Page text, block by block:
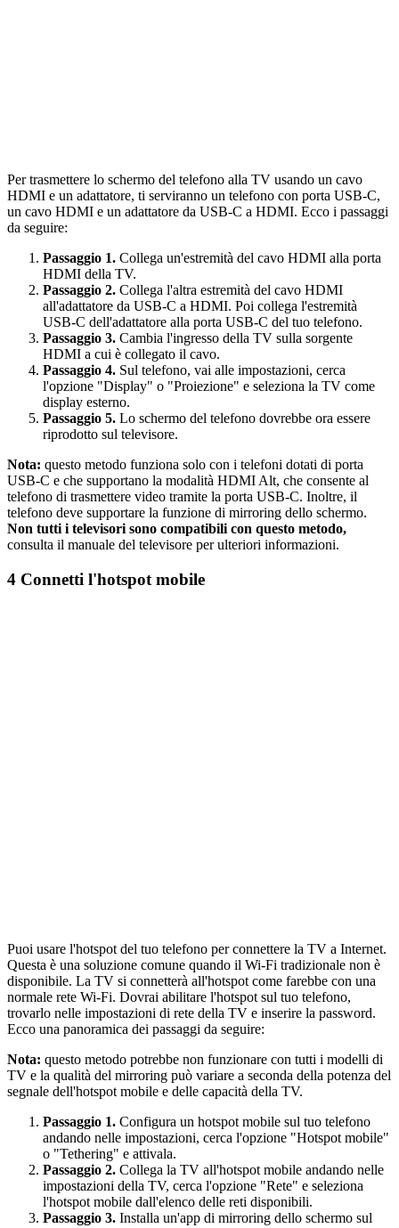
Per trasmettere lo schermo del telefono alla TV usando un cavo
HDMI e un adattatore, ti serviranno un telefono con porta USB-C,
un cavo HDMI e un adattatore da USB-C a HDMI. Ecco i passaggi
da seguire:
Passaggio 1. Collega un'estremità del cavo HDMI alla porta
HDMI della TV.
Passaggio 2. Collega l'altra estremità del cavo HDMI
all'adattatore da USB-C a HDMI. Poi collega l'estremità
USB-C dell'adattatore alla porta USB-C del tuo telefono.
Passaggio 3. Cambia l'ingresso della TV sulla sorgente
HDMI a cui è collegato il cavo.
Passaggio 4. Sul telefono, vai alle impostazioni, cerca
l'opzione "Display" o "Proiezione" e seleziona la TV come
display esterno.
Passaggio 5. Lo schermo del telefono dovrebbe ora essere
riprodotto sul televisore.
Nota: questo metodo funziona solo con i telefoni dotati di porta
USB-C e che supportano la modalità HDMI Alt, che consente al
telefono di trasmettere video tramite la porta USB-C. Inoltre, il
telefono deve supportare la funzione di mirroring dello schermo.
Non tutti i televisori sono compatibili con questo metodo,
consulta il manuale del televisore per ulteriori informazioni.
4 Connetti l'hotspot mobile
Puoi usare l'hotspot del tuo telefono per connettere la TV a Internet.
Questa è una soluzione comune quando il Wi-Fi tradizionale non è
disponibile. La TV si connetterà all'hotspot come farebbe con una
normale rete Wi-Fi. Dovrai abilitare l'hotspot sul tuo telefono,
trovarlo nelle impostazioni di rete della TV e inserire la password.
Ecco una panoramica dei passaggi da seguire:
Nota: questo metodo potrebbe non funzionare con tutti i modelli di
TV e la qualità del mirroring può variare a seconda della potenza del
segnale dell'hotspot mobile e delle capacità della TV.
Passaggio 1. Configura un hotspot mobile sul tuo telefono
andando nelle impostazioni, cerca l'opzione "Hotspot mobile"
o "Tethering" e attivala.
Passaggio 2. Collega la TV all'hotspot mobile andando nelle
impostazioni della TV, cerca l'opzione "Rete" e seleziona
l'hotspot mobile dall'elenco delle reti disponibili.
Passaggio 3. Installa un'app di mirroring dello schermo sul